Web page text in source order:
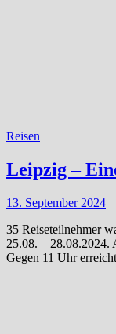
Reisen
Leipzig –
13. September 2024
35 Reiseteilnehmer
25.08. – 28.08.2024.
Gegen 11 Uhr